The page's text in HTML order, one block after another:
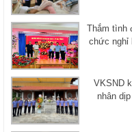
Thắm tình
chức nghỉ
VKSND
nhân